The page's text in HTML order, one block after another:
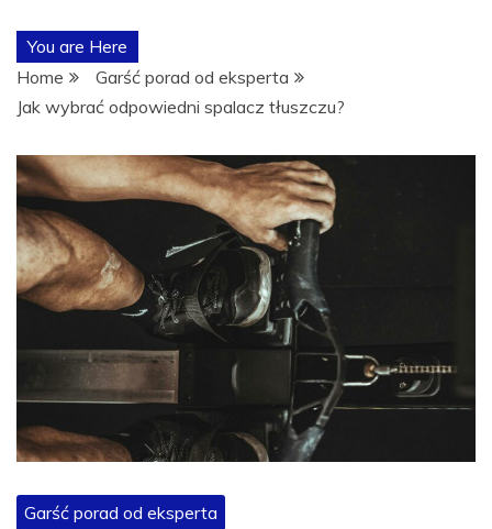
TEMATYCE
TRENINGÓW,
ODŻYWEK I
You are Here
Home
Garść porad od eksperta
Jak wybrać odpowiedni spalacz tłuszczu?
Garść porad od eksperta